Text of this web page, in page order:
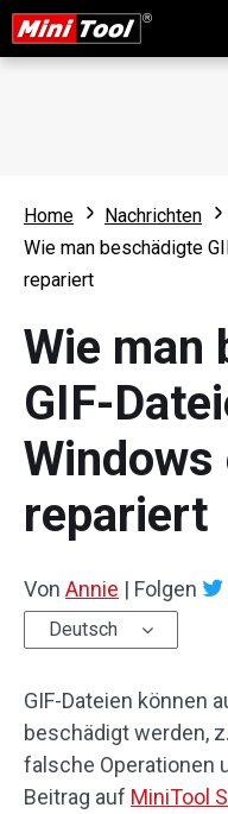
Home
Nachrichten
Wie man beschädigte
repariert
Wie man
GIF-
repariert
Von Annie | Folgen
Deutsch
GIF-Dateien können
beschädigt werden,
falsche Operationen
Beitrag auf MiniTool